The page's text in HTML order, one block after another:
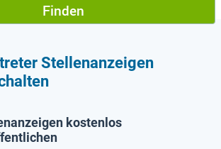
Finden
Stellenanzeigen
kostenlos